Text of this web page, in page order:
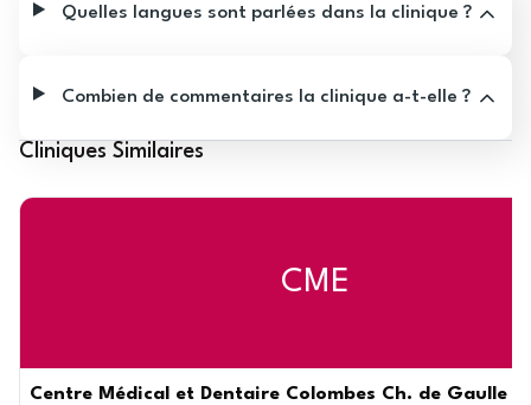
Quelles langues sont parlées dans la clinique ?
Combien de commentaires la clinique a-t-elle ?
Cliniques Similaires
CME
Centre Médical et Dentaire Colombes Ch. de Gaulle -